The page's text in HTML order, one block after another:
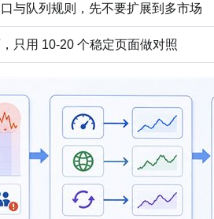
与队列规则，先不要扩展到多市场
只用 10-20 个稳定页面做对照